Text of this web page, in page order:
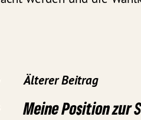
Älterer Beitrag
Meine Position zur